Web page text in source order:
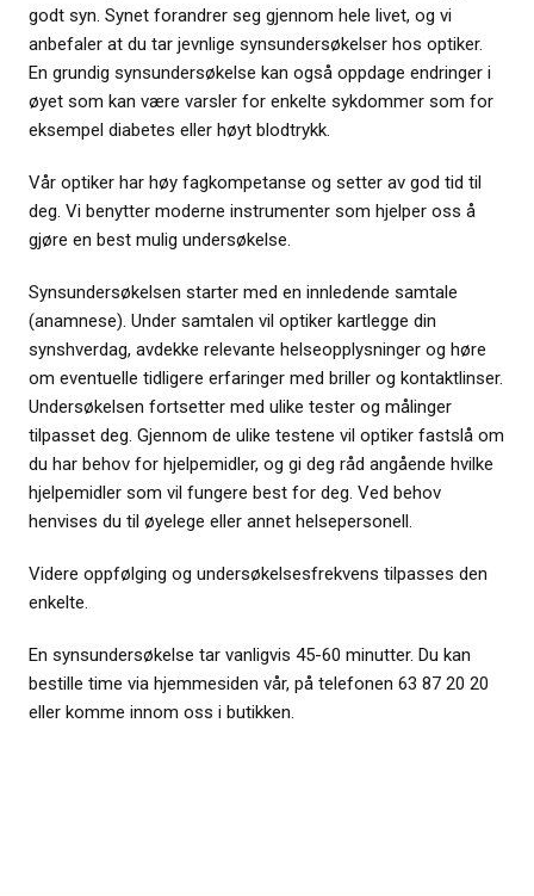
godt syn. Synet forandrer seg gjennom hele livet, og vi
anbefaler at du tar jevnlige synsundersøkelser hos optiker.
En grundig synsundersøkelse kan også oppdage endringer i
øyet som kan være varsler for enkelte sykdommer som for
eksempel diabetes eller høyt blodtrykk.
Vår optiker har høy fagkompetanse og setter av god tid til
deg. Vi benytter moderne instrumenter som hjelper oss å
gjøre en best mulig undersøkelse.
Synsundersøkelsen starter med en innledende samtale
(anamnese). Under samtalen vil optiker kartlegge din
synshverdag, avdekke relevante helseopplysninger og høre
om eventuelle tidligere erfaringer med briller og kontaktlinser.
Undersøkelsen fortsetter med ulike tester og målinger
tilpasset deg. Gjennom de ulike testene vil optiker fastslå om
du har behov for hjelpemidler, og gi deg råd angående hvilke
hjelpemidler som vil fungere best for deg. Ved behov
henvises du til øyelege eller annet helsepersonell.
Videre oppfølging og undersøkelsesfrekvens tilpasses den
enkelte.
En synsundersøkelse tar vanligvis 45-60 minutter. Du kan
bestille time via hjemmesiden vår, på telefonen 63 87 20 20
eller komme innom oss i butikken.